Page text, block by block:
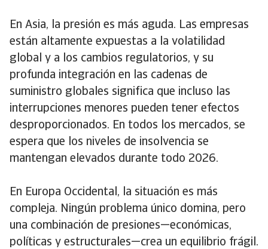
En Asia, la presión es más aguda. Las empresas
están altamente expuestas a la volatilidad
global y a los cambios regulatorios, y su
profunda integración en las cadenas de
suministro globales significa que incluso las
interrupciones menores pueden tener efectos
desproporcionados. En todos los mercados, se
espera que los niveles de insolvencia se
mantengan elevados durante todo 2026.
En Europa Occidental, la situación es más
compleja. Ningún problema único domina, pero
una combinación de presiones—económicas,
políticas y estructurales—crea un equilibrio frágil.